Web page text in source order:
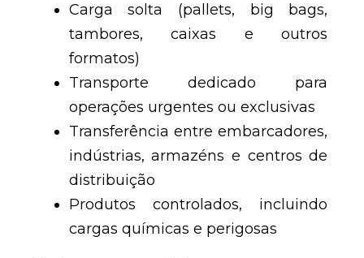
Carga solta (pallets, big bags,
tambores, caixas e outros
formatos)
Transporte dedicado para
operações urgentes ou exclusivas
Transferência entre embarcadores,
indústrias, armazéns e centros de
distribuição
Produtos controlados, incluindo
cargas químicas e perigosas